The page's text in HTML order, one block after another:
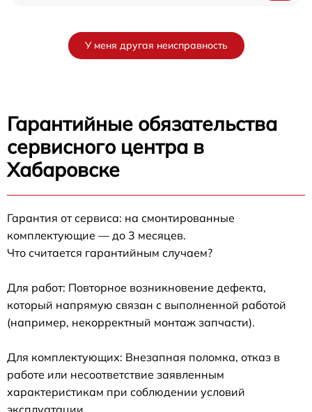
У меня другая неисправность
Гарантийные обязательства
сервисного центра в
Хабаровске
Гарантия от сервиса: на смонтированные
комплектующие — до 3 месяцев.
Что считается гарантийным случаем?
Для работ: Повторное возникновение дефекта,
который напрямую связан с выполненной работой
(например, некорректный монтаж запчасти).
Для комплектующих: Внезапная поломка, отказ в
работе или несоответствие заявленным
характеристикам при соблюдении условий
эксплуатации.